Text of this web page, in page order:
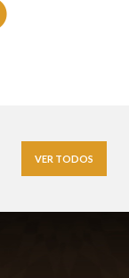
VER TODOS